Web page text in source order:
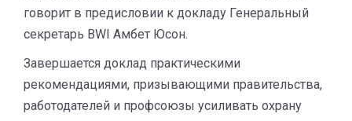
говорит в предисловии к докладу Генеральный
секретарь BWI Амбет Юсон.
Завершается доклад практическими
рекомендациями, призывающими правительства,
работодателей и профсоюзы усиливать охрану